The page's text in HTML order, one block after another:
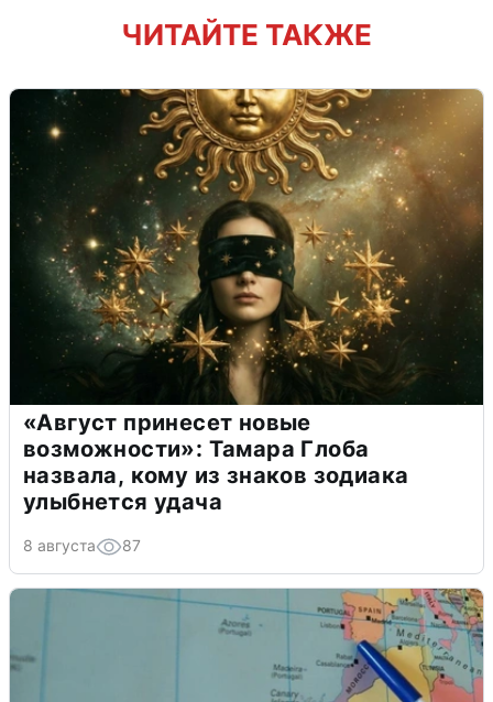
ЧИТАЙТЕ ТАКЖЕ
«Август принесет новые
возможности»: Тамара Глоба
назвала, кому из знаков зодиака
улыбнется удача
8 августа 87